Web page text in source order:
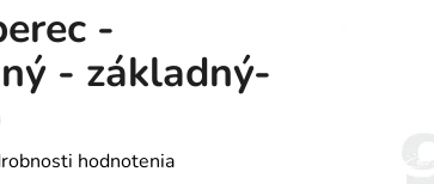
-
- základný-
hodnotenia